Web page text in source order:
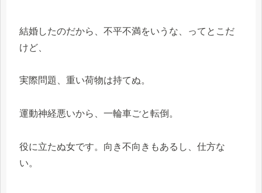
結婚したのだから、不平不満をいうな、ってとこだ
けど、
実際問題、重い荷物は持てぬ。
運動神経悪いから、一輪車ごと転倒。
役に立たぬ女です。向き不向きもあるし、仕方な
い。